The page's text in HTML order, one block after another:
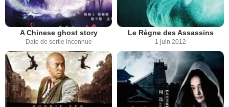
A Chinese ghost story
Date de sortie inconnue
Le Règne des Assassins
1 juin 2012